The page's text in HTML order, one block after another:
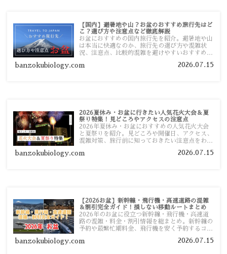
【国内】避暑地や山？お盆のおすすめ旅行先はど
こ？選び方や注意点など徹底解説
お盆におすすめの国内旅行先を紹介。避暑地や山
は本当に快適なのか、旅行先の選び方や混雑状
況、注意点、比較的混雑を避けやすいおすすめス
す。
banzokubiology.com 2026.07.15
2026夏休み・お盆に行きたい人気花火大会＆夏
祭り特集！見どころやアクセスの注意点
2026年夏休み・お盆におすすめの人気花火大会
と夏祭りを紹介。見どころや開催日、アクセス、
混雑対策、旅行前に知っておきたい注意点をわか
banzokubiology.com 2026.07.15
【2026お盆】新幹線・飛行機・高速道路の混雑
＆割引完全ガイド！損しない移動ルートまとめ
2026年のお盆に役立つ新幹線・飛行機・高速道
路の混雑・料金・割引情報を総まとめ。新幹線の
予約や最繁忙期料金、飛行機を安く予約するコ
い移動方法を分かりやすく解説します。
banzokubiology.com 2026.07.15